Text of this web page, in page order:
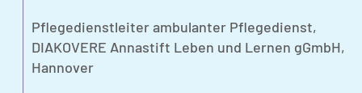
Pflegedienstleiter ambulanter Pflegedienst,
DIAKOVERE Annastift Leben und Lernen gGmbH,
Hannover